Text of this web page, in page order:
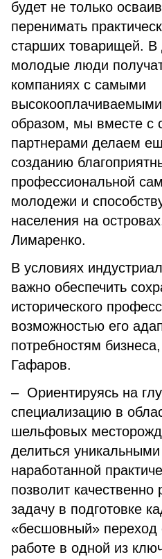
будет не только
перенимать
старших товарищей.
молодые люди
компаниях с самыми
образом, мы вместе с
партнерами делаем
созданию
профессиональной
молодежи и
населения на
Лимаренко.
В условиях
важно обеспечить
исторического
возможностью его
потребностям
Гафаров.
– Ориентируясь на
специализацию в
шельфовых
делиться
наработанной
позволит
задачу в подготовке
«бесшовный» переход
работе в одной из